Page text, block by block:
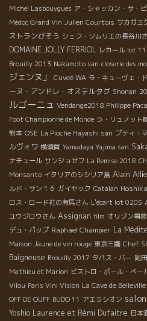
Michel Lasbouygues ア・シャッカン・サ・
Médoc Grand Vin Julien Courtois サカガミ
ストランびそう シェフ・ソムリエの長谷川
DOMAINE JOLLY FERRIOL レカール lot
Brouilly 2013 Nakamoto san closerie des
ジェンヌ」
Cuveé WA ラ・キューヴェ・
ーヌ・アンドレ・オステルタグ Shonan
ルゴーニュ Vendange2018 Philippe
Foot Championne de Monde ラ・リュノット
熊本 OSE La Pioche Hayashi san プティ・
ルヴォワ 横須賀 Yamadaya Yajima san
ナチュール サンジョゼフ La Remise 2018
Monsanto イタリアのシシリア島 Alain
ルド・サン１６ ガイヤック Catalan
ロス・ロード社の有馬さん L'écart lot 0205
ユウジロウさん Assignan film オリゾン事
デュ・パップ Raphael Champier La
Maison Jaune de vin rouge 東京三鷹 Chef
Baigneuse Brouilly 2017 タパス・バー 岡
Mathieu et Marion ビストロ・ポール・ベー
Vilou Paris Vini Vision La Cave de
OFF DE OUFF BUDO 11 アエラシオン
Yoshio Laurence et Rémi Dufaitre 日